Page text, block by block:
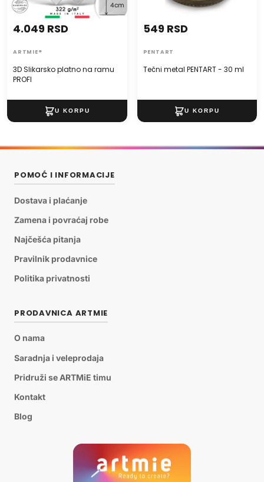
3D Slikarsko platno na ramu
PROFI
4.049 RSD
ARTMIE®
Tečni metal PENTART - 30 ml
549 RSD
PENTART
POMOĆ I INFORMACIJE
Dostava i plaćanje
Zamena i povraćaj robe
Najčešća pitanja
Pravilnik prodavnice
Politika privatnosti
PRODAVNICA ARTMIE
O nama
Saradnja i veleprodaja
Pridruži se ARTMiE timu
Kontakt
Blog